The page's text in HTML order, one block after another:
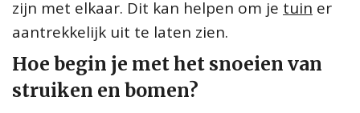
zijn met elkaar. Dit kan helpen om je tuin er
aantrekkelijk uit te laten zien.
Hoe begin je met het snoeien van
struiken en bomen?